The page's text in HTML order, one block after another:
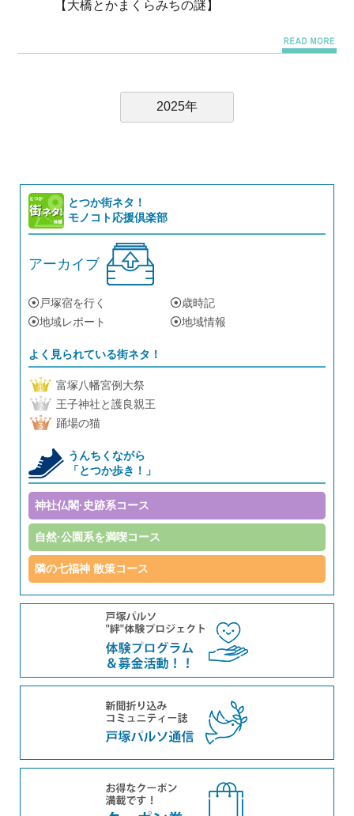
【大橋とかまくらみちの謎】
2025年
とつか街ネタ！
モノコト応援倶楽部
アーカイブ
戸塚宿を行く
歳時記
地域レポート
地域情報
よく見られている街ネタ！
富塚八幡宮例大祭
王子神社と護良親王
踊場の猫
うんちくながら
「とつか歩き！」
神社仏閣·史跡系コース
自然·公園系を満喫コース
隣の七福神 散策コース